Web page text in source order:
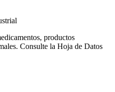
productos
Consulte la Hoja de Datos